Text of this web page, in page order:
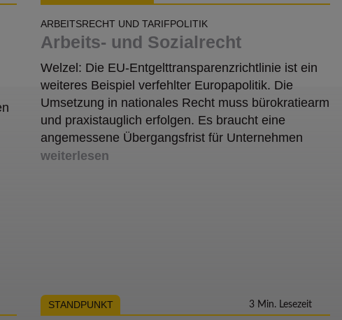
ARBEITSRECHT UND TARIFPOLITIK
Arbeits- und Sozialrecht
Welzel: Die EU-Entgelttransparenzrichtlinie ist ein
weiteres Beispiel verfehlter Europapolitik. Die
Umsetzung in nationales Recht muss bürokratiearm
und praxistauglich erfolgen. Es braucht eine
angemessene Übergangsfrist für Unternehmen
weiterlesen
STANDPUNKT 3 Min. Lesezeit